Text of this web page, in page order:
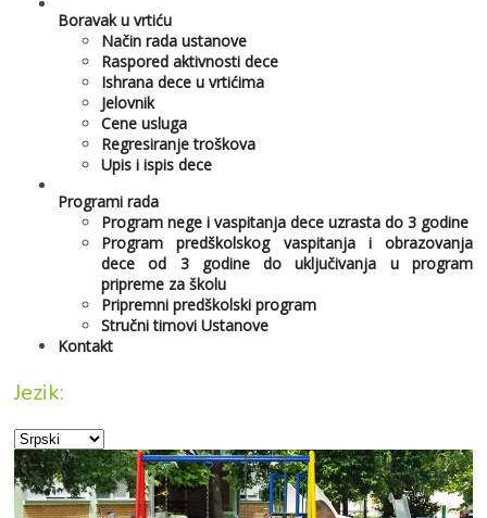
Boravak u vrtiću
Način rada ustanove
Raspored aktivnosti dece
Ishrana dece u vrtićima
Jelovnik
Cene usluga
Regresiranje troškova
Upis i ispis dece
Programi rada
Program nege i vaspitanja dece uzrasta do 3 godine
Program predškolskog vaspitanja i obrazovanja
dece od 3 godine do uključivanja u program
pripreme za školu
Pripremni predškolski program
Stručni timovi Ustanove
Kontakt
Jezik: